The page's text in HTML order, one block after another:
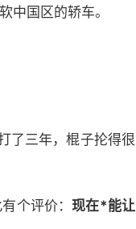
中国区的轿车。
了三年，棍子抡得很
个评价：现在*能让